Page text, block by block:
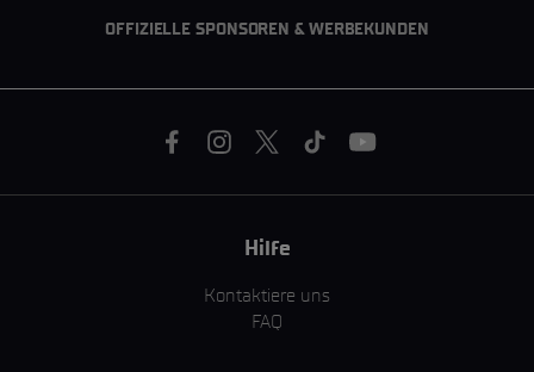
OFFIZIELLE SPONSOREN & WERBEKUNDEN
Hilfe
Kontaktiere uns
FAQ